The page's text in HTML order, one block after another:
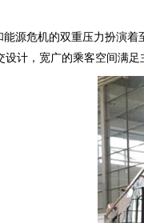
源危机的双重压力扮演
计，宽广的乘客空间满